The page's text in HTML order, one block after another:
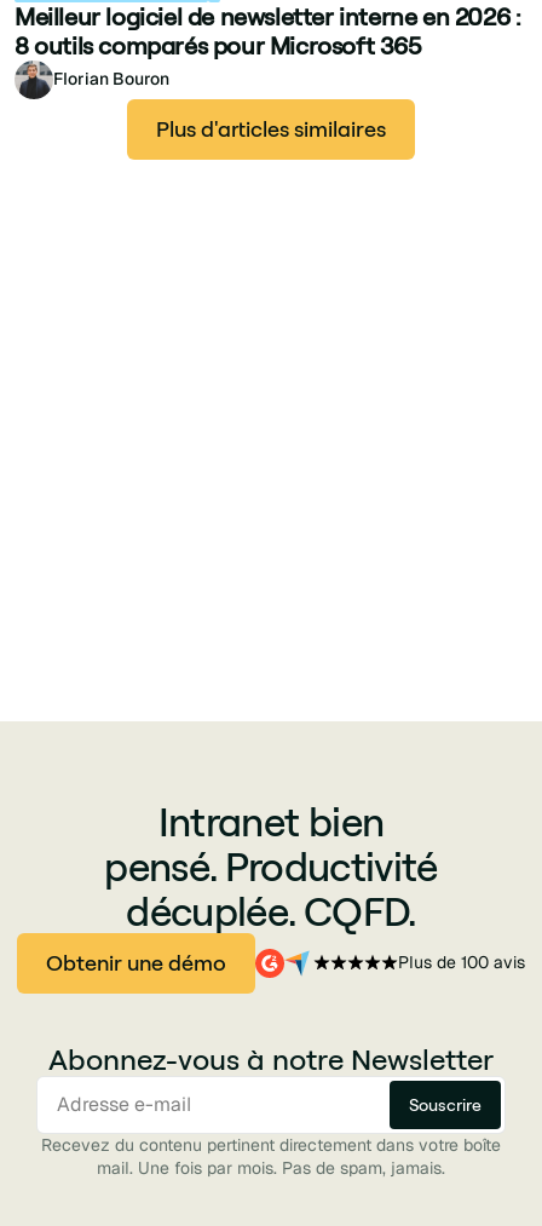
Meilleur logiciel de newsletter interne en 2026 :
8 outils comparés pour Microsoft 365
Florian Bouron
Plus d'articles similaires
Intranet bien
pensé. Productivité
décuplée. CQFD.
Obtenir une démo Plus de 100 avis
Abonnez-vous à notre Newsletter
Recevez du contenu pertinent directement dans votre boîte
mail. Une fois par mois. Pas de spam, jamais.